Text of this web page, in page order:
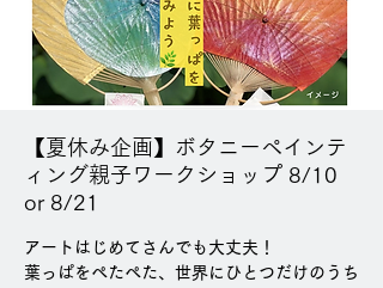
【夏休み企画】ボタニーペインテ
ィング親子ワークショップ 8/10
or 8/21
アートはじめてさんでも大丈夫！
葉っぱをぺたぺた、世界にひとつだけのうち